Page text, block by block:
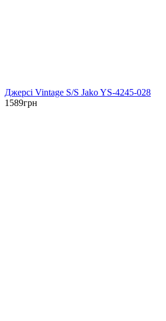
Джерсі Vintage S/S Jako YS-4245-028
1589грн